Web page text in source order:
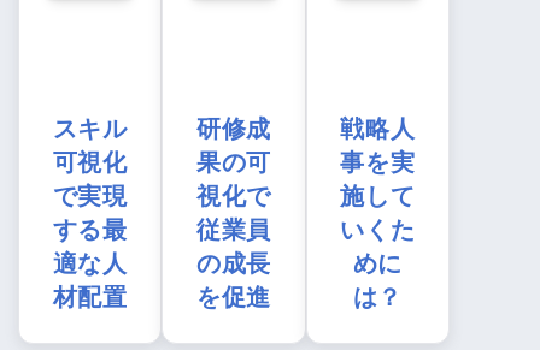
スキル
可視化
で実現
する最
適な人
材配置
研修成
果の可
視化で
従業員
の成長
を促進
戦略人
事を実
施して
いくた
めに
は？